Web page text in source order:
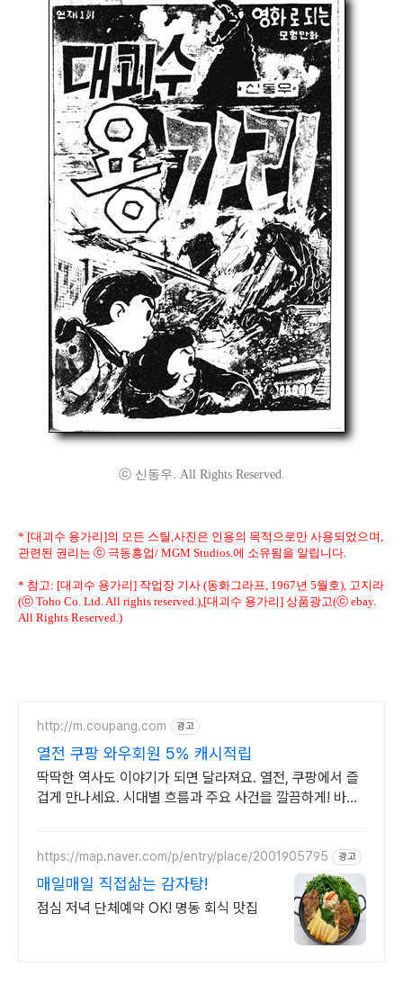
ⓒ 신동우. All Rights Reserved.
* [대괴수 용가리]의 모든 스틸,사진은 인용의 목적으로만 사용되었으며,
관련된 권리는 ⓒ 극동흥업/ MGM Studios.에 소유됨을 알립니다.
* 참고: [대괴수 용가리] 작업장 기사 (동화그라프, 1967년 5월호), 고지라
(ⓒ Toho Co. Ltd. All rights reserved.),[대괴수 용가리] 상품광고(ⓒ ebay.
All Rights Reserved.)
http://m.coupang.com 광고
열전 쿠팡 와우회원 5% 캐시적립
딱딱한 역사도 이야기가 되면 달라져요. 열전, 쿠팡에서 즐
겁게 만나세요. 시대별 흐름과 주요 사건을 깔끔하게! 바쁜
https://map.naver.com/p/entry/place/2001905795 광고
매일매일 직접삶는 감자탕!
점심 저녁 단체예약 OK! 명동 회식 맛집